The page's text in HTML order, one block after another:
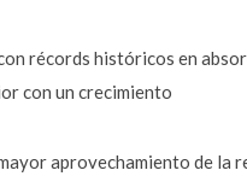
récords históricos en
con un crecimiento
aprovechamiento de la